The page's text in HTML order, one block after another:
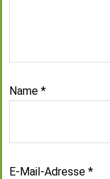
Name *
E-Mail-Adresse *